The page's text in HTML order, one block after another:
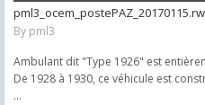
By pml3
Ambulant dit "Type 1926" est
De 1928 à 1930, ce véhicule est
...